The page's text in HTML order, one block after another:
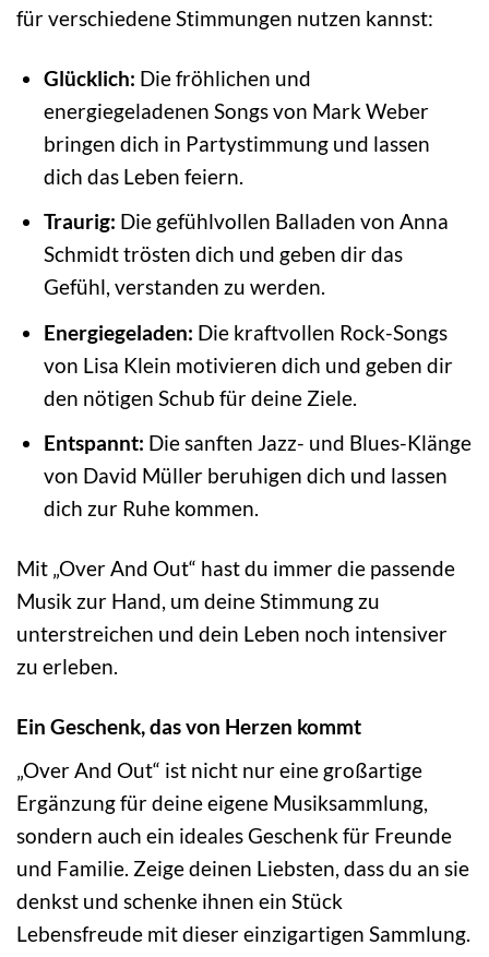
für verschiedene Stimmungen nutzen kannst:
Glücklich: Die fröhlichen und
energiegeladenen Songs von Mark Weber
bringen dich in Partystimmung und lassen
dich das Leben feiern.
Traurig: Die gefühlvollen Balladen von Anna
Schmidt trösten dich und geben dir das
Gefühl, verstanden zu werden.
Energiegeladen: Die kraftvollen Rock-Songs
von Lisa Klein motivieren dich und geben dir
den nötigen Schub für deine Ziele.
Entspannt: Die sanften Jazz- und Blues-Klänge
von David Müller beruhigen dich und lassen
dich zur Ruhe kommen.
Mit „Over And Out“ hast du immer die passende
Musik zur Hand, um deine Stimmung zu
unterstreichen und dein Leben noch intensiver
zu erleben.
Ein Geschenk, das von Herzen kommt
„Over And Out“ ist nicht nur eine großartige
Ergänzung für deine eigene Musiksammlung,
sondern auch ein ideales Geschenk für Freunde
und Familie. Zeige deinen Liebsten, dass du an sie
denkst und schenke ihnen ein Stück
Lebensfreude mit dieser einzigartigen Sammlung.